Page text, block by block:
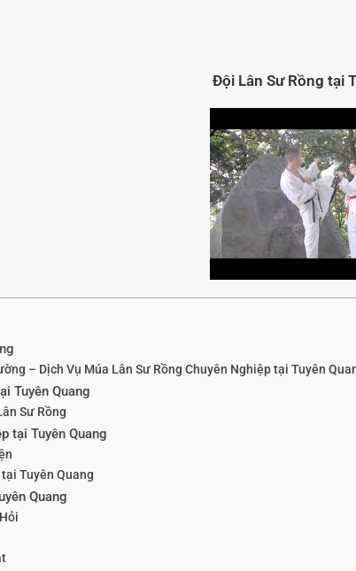
Đội Lân Sư Rồng tại
– Dịch Vụ Múa Lân Sư Rồng Chuyên Nghiệp tại Tuyên
Tuyên Quang
Sư Rồng
tại Tuyên Quang
Tuyên Quang
Quang